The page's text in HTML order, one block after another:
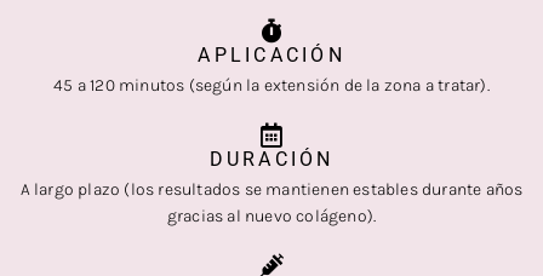
APLICACIÓN
45 a 120 minutos (según la extensión de la zona a tratar).
DURACIÓN
A largo plazo (los resultados se mantienen estables durante años
gracias al nuevo colágeno).